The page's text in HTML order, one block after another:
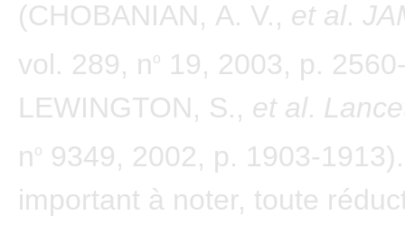
(CHOBANIAN, A. V., et al.
vol. 289, n o
19, 2003, p.
LEWINGTON, S., et al.
n o
9349, 2002, p. 1903-
important à noter, toute